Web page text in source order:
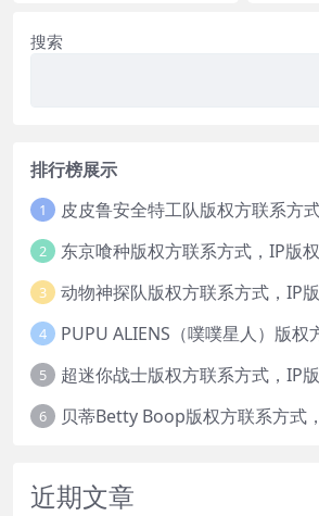
搜索
排行榜展示
1 皮皮鲁安全特工队版权方联系方
2 东京喰种版权方联系方式，IP版
3 动物神探队版权方联系方式，IP
4
5 超迷你战士版权方联系方式，IP
6 贝蒂Betty Boop版权方联系方式
近期文章